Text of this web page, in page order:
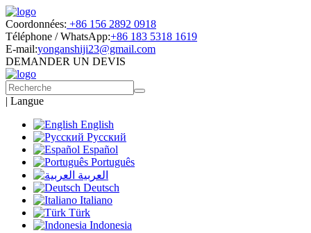
Coordonnées: +86 156 2892 0918
Téléphone / WhatsApp:+86 183 5318 1619
E-mail:yonganshiji23@gmail.com
DEMANDER UN DEVIS
| Langue
English
Русский
Español
Português
العربية
Deutsch
Italiano
Türk
Indonesia